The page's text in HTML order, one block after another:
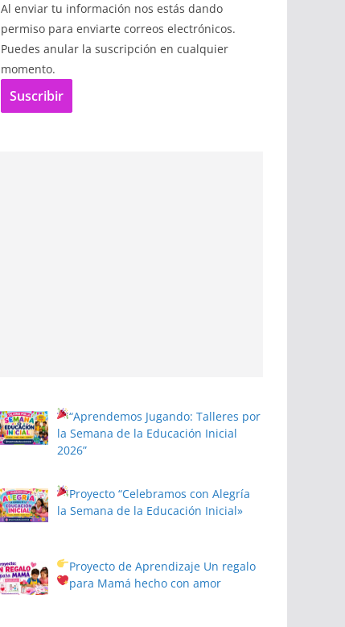
Al enviar tu información nos estás dando
permiso para enviarte correos electrónicos.
Puedes anular la suscripción en cualquier
momento.
Suscribir
“Aprendemos Jugando: Talleres por
la Semana de la Educación Inicial
2026”
Proyecto“Celebramos con Alegría
la Semana de la Educación Inicial»
Proyecto de Aprendizaje Un regalo
para Mamá hecho con amor